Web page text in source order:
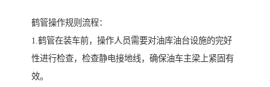
鹤管操作规则流程：
1.鹤管在装车前，操作人员需要对油库油台设施的完好
性进行检查，检查静电接地线，确保油车主梁上紧固有
效。